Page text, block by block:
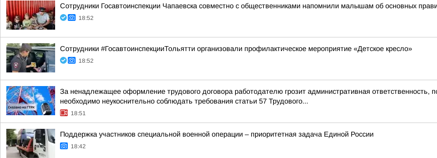
Сотрудники Госавтоинспекции Чапаевска совместно с общественниками напомнили малышам об основных
18:52
Сотрудники #ГосавтоинспекцииТольятти организовали профилактическое мероприятие «Детское кресло»
18:52
За ненадлежащее оформление трудового договора работодателю грозит административная ответственность,
необходимо неукоснительно соблюдать требования статьи 57 Трудового...
18:51
Поддержка участников специальной военной операции – приоритетная задача Единой России
18:42